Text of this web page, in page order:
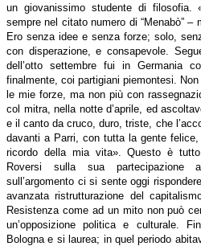
un giovanissimo studente di filosofia.
sempre nel citato numero di “Menabò” –
Ero senza idee e senza forze; solo,
con disperazione, e consapevole.
dell’otto settembre fui in Germania
finalmente, coi partigiani piemontesi.
le mie forze, ma non più con
col mitra, nella notte d’aprile, ed
e il canto da cruco, duro, triste, che
davanti a Parri, con tutta la gente
ricordo della mia vita». Questo è
Roversi sulla sua partecipazione
sull’argomento ci si sente oggi
avanzata ristrutturazione del
Resistenza come ad un mito non può
un’opposizione politica e culturale.
Bologna e si laurea; in quel periodo